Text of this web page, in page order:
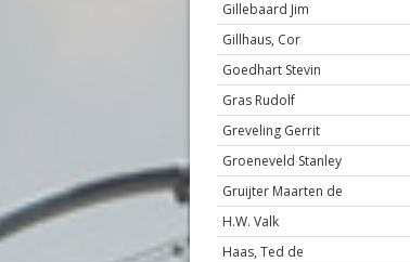
Gillebaard Jim
Gillhaus, Cor
Goedhart Stevin
Gras Rudolf
Greveling Gerrit
Groeneveld Stanley
Gruijter Maarten de
H.W. Valk
Haas, Ted de